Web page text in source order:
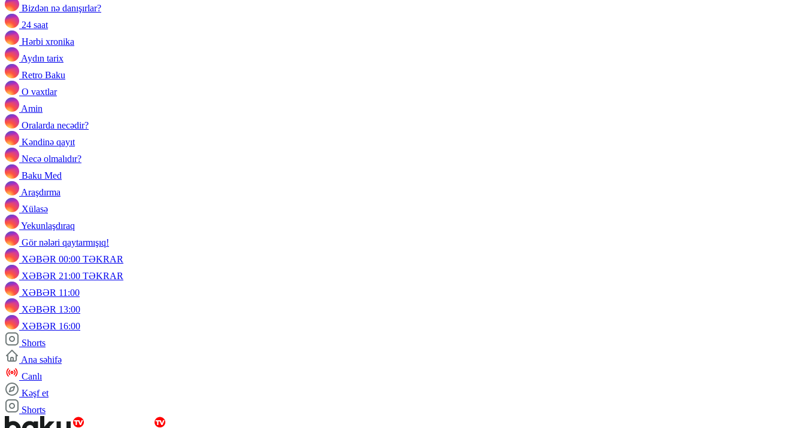
Bizdən nə danışırlar?
24 saat
Hərbi xronika
Aydın tarix
Retro Baku
O vaxtlar
Amin
Oralarda necədir?
Kəndinə qayıt
Necə olmalıdır?
Baku Med
Araşdırma
Xülasə
Yekunlaşdıraq
Gör nələri qaytarmışıq!
XƏBƏR 00:00 TƏKRAR
XƏBƏR 21:00 TƏKRAR
XƏBƏR 11:00
XƏBƏR 13:00
XƏBƏR 16:00
Shorts
Ana səhifə
Canlı
Kəşf et
Shorts